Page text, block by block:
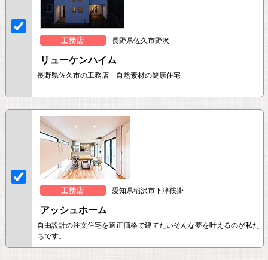
長野県佐久市野沢
リューケンハイム
長野県佐久市の工務店 自然素材の健康住宅
愛知県稲沢市下津鞍掛
アッシュホーム
自由設計の注文住宅を適正価格で建てたいそんな夢を叶えるのが私た
ちです。